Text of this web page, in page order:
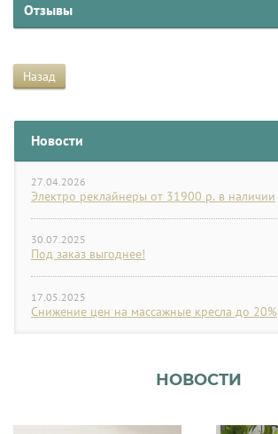
Новости
27.04.2026
Электро реклайнеры от 31900 р. в наличии
30.07.2025
Под заказ выгоднее!
17.05.2025
Снижение цен на массажные кресла до 20%
Отзывы
Назад
НОВОСТИ